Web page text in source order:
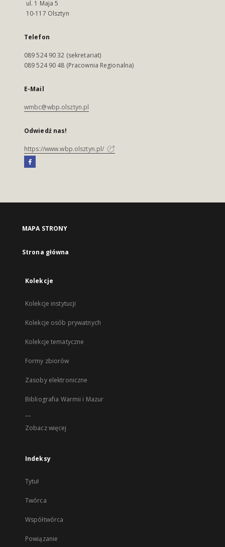
ul. 1 Maja 5
10-117 Olsztyn
Telefon
089 524 90 32 (sekretariat)
089 524 90 48 (Pracownia Regionalna)
E-Mail
wmbc@wbp.olsztyn.pl
Odwiedź nas!
https://www.wbp.olsztyn.pl/
MAPA STRONY
Strona główna
Kolekcje
Kolekcje instytucji
Kolekcje osób prywatnych
Kolekcje tematyczne
Formy zbiorów
Zasoby elektroniczne
Bibliografia Warmii i Mazur
...
Zobacz więcej
Indeksy
Tytuł
Twórca
Współtwórca
Powiązanie